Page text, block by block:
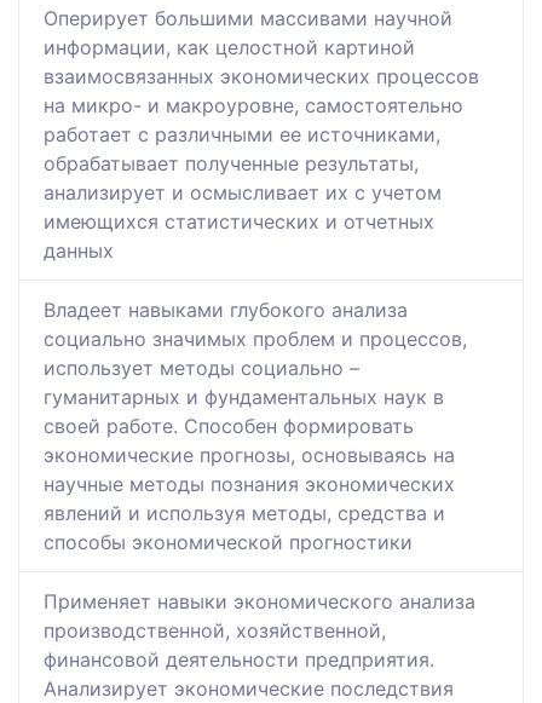
Оперирует большими массивами научной
информации, как целостной картиной
взаимосвязанных экономических процессов
на микро- и макроуровне, самостоятельно
работает с различными ее источниками,
обрабатывает полученные результаты,
анализирует и осмысливает их с учетом
имеющихся статистических и отчетных
данных
Владеет навыками глубокого анализа
социально значимых проблем и процессов,
использует методы социально –
гуманитарных и фундаментальных наук в
своей работе. Способен формировать
экономические прогнозы, основываясь на
научные методы познания экономических
явлений и используя методы, средства и
способы экономической прогностики
Применяет навыки экономического анализа
производственной, хозяйственной,
финансовой деятельности предприятия.
Анализирует экономические последствия